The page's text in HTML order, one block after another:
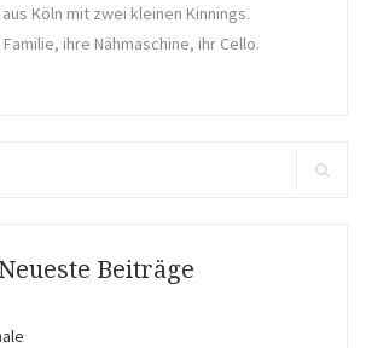
Köln mit zwei kleinen Kinnings.
ihre Nähmaschine, ihr Cello.
Neueste Beiträge